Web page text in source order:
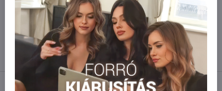
amennyi raktáron van?
Ne habozzon kapcsolatba lépni velünk, raktárra szállítjuk az árut!
info​@everlady​.eu
Leírás